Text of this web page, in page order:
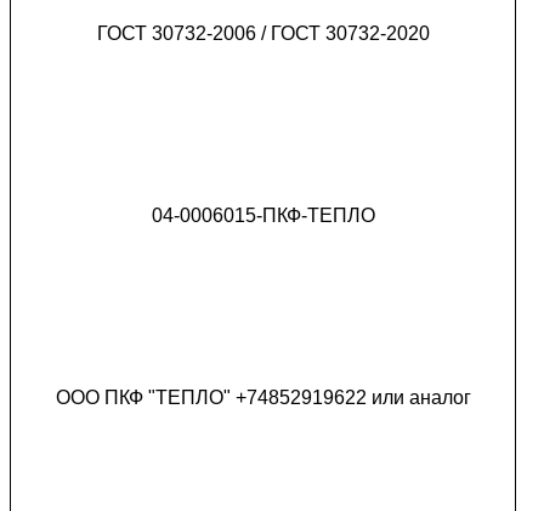
ГОСТ 30732-2006 / ГОСТ 30732-2020
04-0006015-ПКФ-ТЕПЛО
ООО ПКФ "ТЕПЛО" +74852919622 или аналог